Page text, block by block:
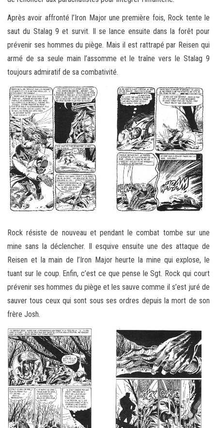
Après avoir affronté l’Iron Major une première fois, Rock tente le
saut du Stalag 9 et survit. Il se lance ensuite dans la forêt pour
prévenir ses hommes du piège. Mais il est rattrapé par Reisen qui
armé de sa seule main l’assomme et le traîne vers le Stalag 9
toujours admiratif de sa combativité.
Rock résiste de nouveau et pendant le combat tombe sur une
mine sans la déclencher. Il esquive ensuite une des attaque de
Reisen et la main de l’Iron Major heurte la mine qui explose, le
tuant sur le coup. Enfin, c’est ce que pense le Sgt. Rock qui court
prévenir ses hommes du piège et les sauve comme il s’est juré de
sauver tous ceux qui sont sous ses ordres depuis la mort de son
frère Josh.